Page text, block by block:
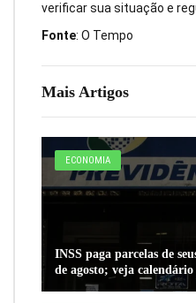
Mais Artigos
ECONOMIA
INSS paga parcelas de
de agosto; veja
verificar sua situação e
Fonte: O Tempo